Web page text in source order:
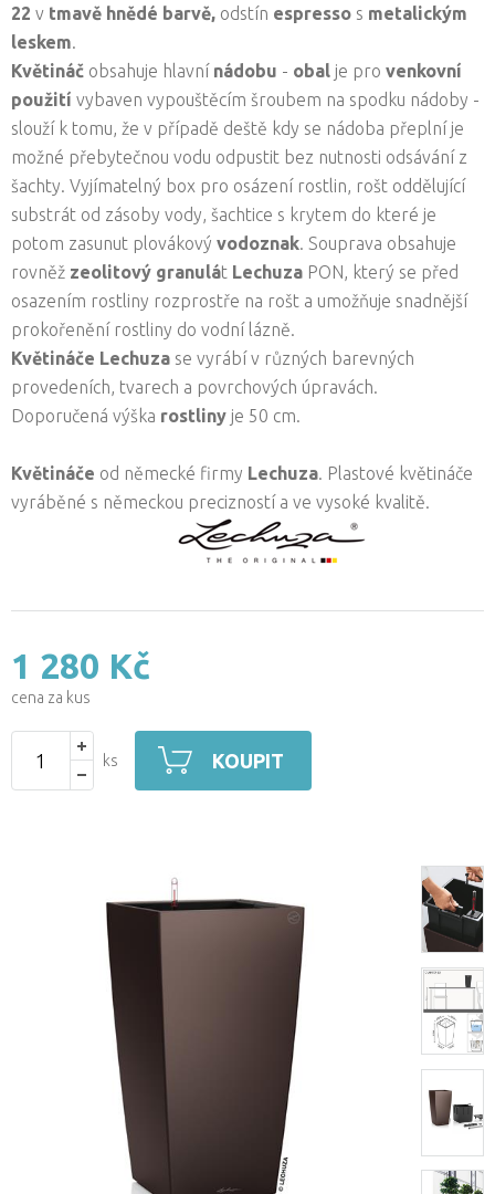
22 v tmavě hnědé barvě, odstín espresso s metalickým
leskem.
Květináč obsahuje hlavní nádobu - obal je pro venkovní
použití vybaven vypouštěcím šroubem na spodku nádoby -
slouží k tomu, že v případě deště kdy se nádoba přeplní je
možné přebytečnou vodu odpustit bez nutnosti odsávání z
šachty. Vyjímatelný box pro osázení rostlin, rošt oddělující
substrát od zásoby vody, šachtice s krytem do které je
potom zasunut plovákový vodoznak. Souprava obsahuje
rovněž zeolitový granulát Lechuza PON, který se před
osazením rostliny rozprostře na rošt a umožňuje snadnější
prokořenění rostliny do vodní lázně.
Květináče Lechuza se vyrábí v různých barevných
provedeních, tvarech a povrchových úpravách.
Doporučená výška rostliny je 50 cm.
Květináče od německé firmy Lechuza. Plastové květináče
vyráběné s německou precizností a ve vysoké kvalitě.
1 280 Kč
cena za kus
ks KOUPIT